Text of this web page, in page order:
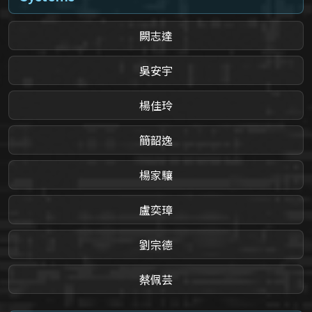
闕志達
吳安宇
楊佳玲
簡韶逸
楊家驤
盧奕璋
劉宗德
蔡佩芸